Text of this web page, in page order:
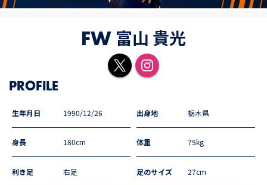
FW 富山 貴光
PROFILE
生年月日 1990/12/26 出身地 栃木県
身長 180cm 体重 75kg
利き足 右足 足のサイズ 27cm